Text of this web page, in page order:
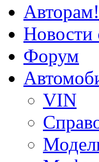
Авторам!
Новости
Форум
VIN